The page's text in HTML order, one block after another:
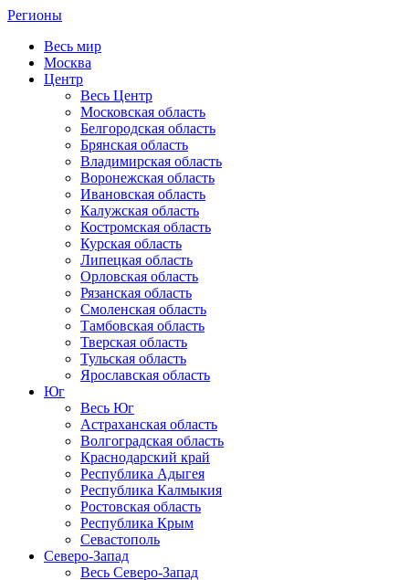
Регионы
Весь мир
Москва
Центр
Весь Центр
Московская область
Белгородская область
Брянская область
Владимирская область
Воронежская область
Ивановская область
Калужская область
Костромская область
Курская область
Липецкая область
Орловская область
Рязанская область
Смоленская область
Тамбовская область
Тверская область
Тульская область
Ярославская область
Юг
Весь Юг
Астраханская область
Волгоградская область
Краснодарский край
Республика Адыгея
Республика Калмыкия
Ростовская область
Республика Крым
Севастополь
Северо-Запад
Весь Северо-Запад